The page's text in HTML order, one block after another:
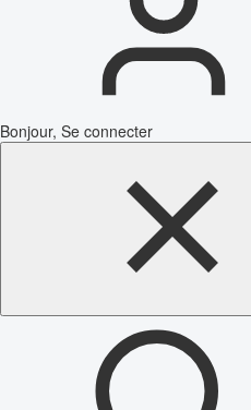
Bonjour, Se connecter